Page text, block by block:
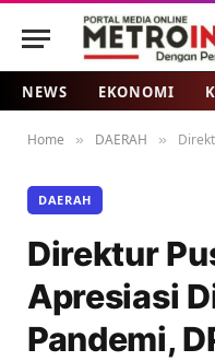
NEWS EKONOMI
Home » DAERAH » Direktur
DAERAH
Direktur
Apresiasi
Pandemi,